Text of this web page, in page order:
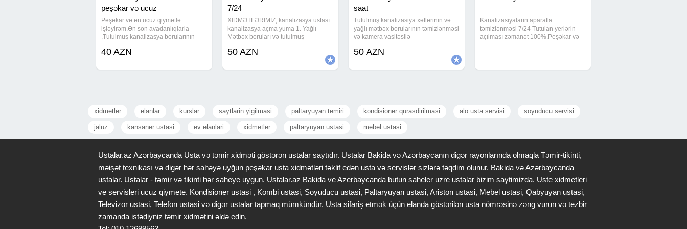
peşəkar və ucuz
Peşəkar və ən ucuz qiymətlə
işləyirəm.Ən son avadanlıqlarla
.Tutulmuş kanalizasya borularının
açılması ve kamera sistemi ile
aparat vasitesi ile
40 AZN
7/24
XİDMƏTLƏRİMİZ, kanalizasya ustası
kanalizasya açma yuma 1. Yağlı
Mətbəx boruları və tutulmuş
avadanlığı vasitəsiylə açılması və
Restorant, Otel və Biznes
50 AZN
saat
Tutulmuş kanalizasiya xətlərinin və
yağlı mətbəx borularının təmizlənməsi
və kamera vasitəsilə
sızıntı nöqtəsini təyin edib və təmir
təmizlənməsi,
50 AZN
Kanalizasiyalarin aparatla
təmizlənməsi 7/24 Tutulan yerlərin
açılması zəmanət 100%.Peşəkar və
vasitesi ile açılması
xidmetler elanlar kurslar saytlarin yigilmasi paltaryuyan temiri kondisioner qurasdirilmasi alo usta servisi soyuducu servisi
jaluz kansaner ustasi ev elanlari xidmetler paltaryuyan ustasi mebel ustasi
Ustalar.az Azərbaycanda Usta və təmir xidməti göstərən ustalar saytıdır. Ustalar Bakida və Azərbaycanın digər rayonlarında olmaqla Təmir-tikinti,
məişət texnikası və digər hər sahəyə uyğun peşəkar usta xidmətləri təklif edən usta və servislər sizlərə təqdim olunur. Bakida və Azərbaycanda
ustalar. Ustalar - təmir və tikinti hər saheye uygun. Ustalar.az Bakida ve Azerbaycanda butun saheler uzre ustalar bizim saytimizda. Uste xidmetleri
ve servisleri ucuz qiymete. Kondisioner ustasi , Kombi ustasi, Soyuducu ustasi, Paltaryuyan ustasi, Ariston ustasi, Mebel ustasi, Qabyuyan ustasi,
Televizor ustasi, Telefon ustasi və digər ustalar tapmaq mümkündür. Usta sifariş etmək üçün elanda göstərilən usta nömrəsinə zəng vurun və tezbir
zamanda istədiyniz təmir xidmətini əldə edin.